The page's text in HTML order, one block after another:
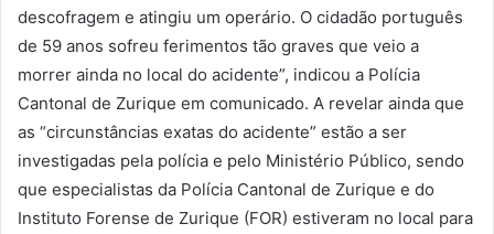
descofragem e atingiu um operário. O cidadão português
de 59 anos sofreu ferimentos tão graves que veio a
morrer ainda no local do acidente”, indicou a Polícia
Cantonal de Zurique em comunicado. A revelar ainda que
as “circunstâncias exatas do acidente” estão a ser
investigadas pela polícia e pelo Ministério Público, sendo
que especialistas da Polícia Cantonal de Zurique e do
Instituto Forense de Zurique (FOR) estiveram no local para